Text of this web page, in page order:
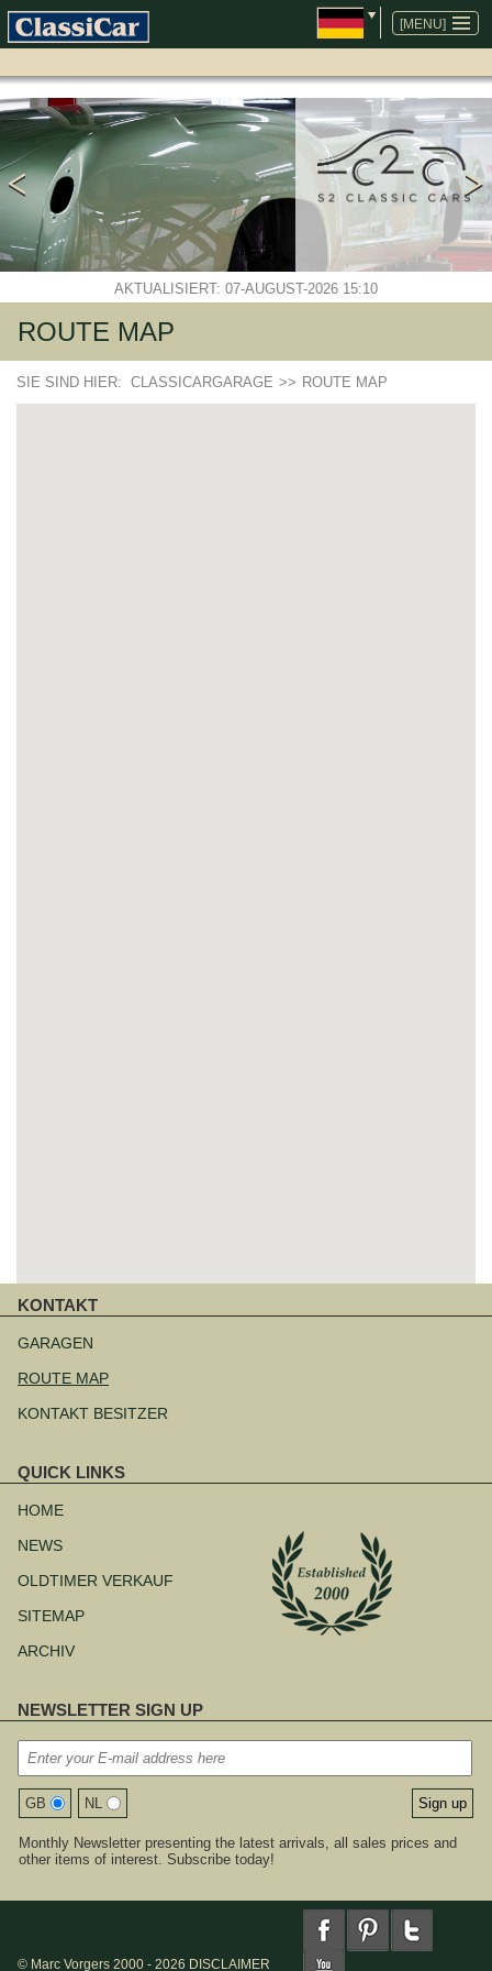
[MENU]
NAVIGATION
ÜBERSPRINGEN
AKTUALISIERT: 07-AUGUST-2026 15:10
ROUTE MAP
SIE SIND HIER: CLASSICARGARAGE >> ROUTE MAP
KONTAKT
überspringen
GARAGEN
ROUTE MAP
KONTAKT BESITZER
QUICK LINKS
überspringen
HOME
NEWS
OLDTIMER VERKAUF
SITEMAP
ARCHIV
NEWSLETTER SIGN UP
GB NL
Monthly Newsletter presenting the latest arrivals, all sales prices and
other items of interest. Subscribe today!
© Marc Vorgers 2000 - 2026 DISCLAIMER